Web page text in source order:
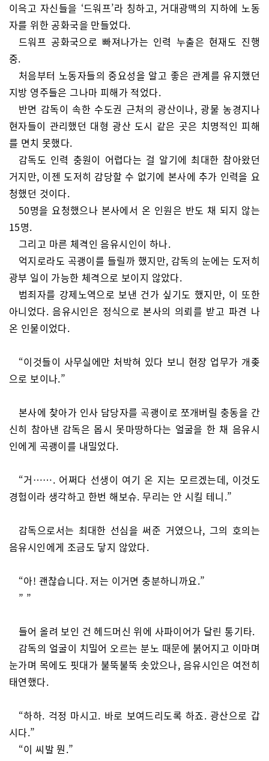
이윽고 자신들을 ‘드워프’라 칭하고, 거대광맥의 지하에 노동
자를 위한 공화국을 만들었다.
드워프 공화국으로 빠져나가는 인력 누출은 현재도 진행
중.
처음부터 노동자들의 중요성을 알고 좋은 관계를 유지했던
지방 영주들은 그나마 피해가 적었다.
반면 감독이 속한 수도권 근처의 광산이나, 광물 농경지나
현자들이 관리했던 대형 광산 도시 같은 곳은 치명적인 피해
를 면치 못했다.
감독도 인력 충원이 어렵다는 걸 알기에 최대한 참아왔던
거지만, 이젠 도저히 감당할 수 없기에 본사에 추가 인력을 요
청했던 것이다.
50명을 요청했으나 본사에서 온 인원은 반도 채 되지 않는
15명.
그리고 마른 체격인 음유시인이 하나.
억지로라도 곡괭이를 들릴까 했지만, 감독의 눈에는 도저히
광부 일이 가능한 체격으로 보이지 않았다.
범죄자를 강제노역으로 보낸 건가 싶기도 했지만, 이 또한
아니었다. 음유시인은 정식으로 본사의 의뢰를 받고 파견 나
온 인물이었다.
“이것들이 사무실에만 처박혀 있다 보니 현장 업무가 개좆
으로 보이나.”
본사에 찾아가 인사 담당자를 곡괭이로 쪼개버릴 충동을 간
신히 참아낸 감독은 몹시 못마땅하다는 얼굴을 한 채 음유시
인에게 곡괭이를 내밀었다.
“거……. 어쩌다 선생이 여기 온 지는 모르겠는데, 이것도
경험이라 생각하고 한번 해보슈. 무리는 안 시킬 테니.”
감독으로서는 최대한 선심을 써준 거였으나, 그의 호의는
음유시인에게 조금도 닿지 않았다.
“아! 괜찮습니다. 저는 이거면 충분하니까요.”
” ”
들어 올려 보인 건 헤드머신 위에 사파이어가 달린 통기타.
감독의 얼굴이 치밀어 오르는 분노 때문에 붉어지고 이마며
눈가며 목에도 핏대가 불뚝불뚝 솟았으나, 음유시인은 여전히
태연했다.
“하하. 걱정 마시고. 바로 보여드리도록 하죠. 광산으로 갑
시다.”
“이 씨발 뭔.”